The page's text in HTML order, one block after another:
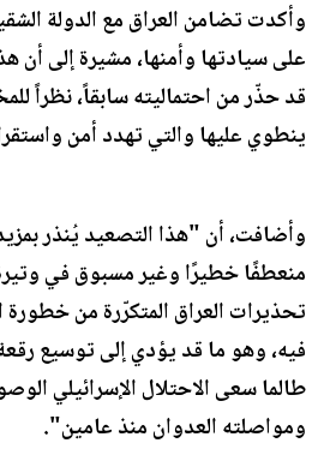
وأكدت تضامن العراق مع الدولة
على سيادتها وأمنها، مشيرة إلى أن
قد حذّر من احتماليته سابقاً، نظراً
ينطوي عليها والتي تهدد أمن
وأضافت، أن "هذا التصعيد يُنذر
منعطفًا خطيرًا وغير مسبوق في
تحذيرات العراق المتكرّرة من
فيه، وهو ما قد يؤدي إلى توسيع
طالما سعى الاحتلال الإسرائيلي
ومواصلته العدوان منذ عامين".